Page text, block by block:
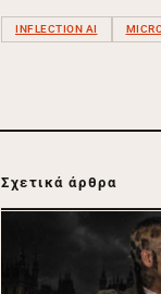
INFLECTION AI
Σχετικά άρθρα